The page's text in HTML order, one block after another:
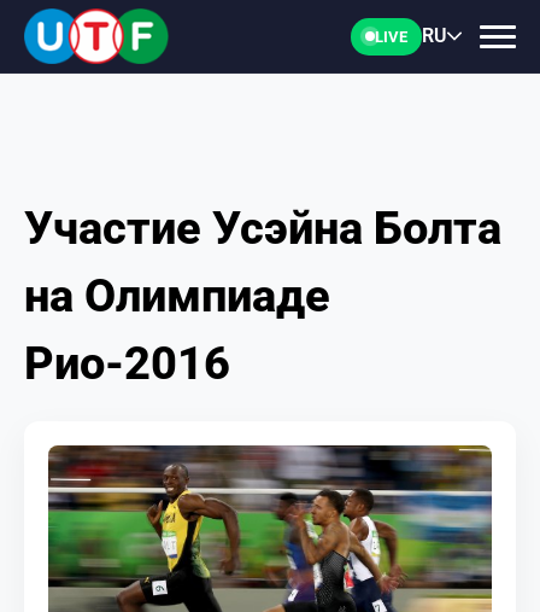
LIVE RU
ГЛАВНАЯ
ФТУ
НОВОСТИ
ПЕРСОНАЛИИ
МЕДИА
Участие Усэйна Болта
на Олимпиаде
Рио-2016